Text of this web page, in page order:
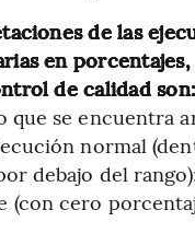
de las
en
de calidad son:
que se encuentra
normal
debajo del
(con cero